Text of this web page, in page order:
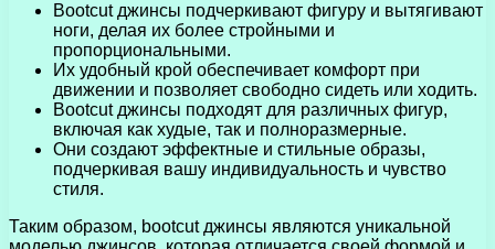
Bootcut джинсы подчеркивают фигуру и вытягивают
ноги, делая их более стройными и
пропорциональными.
Их удобный крой обеспечивает комфорт при
движении и позволяет свободно сидеть или ходить.
Bootcut джинсы подходят для различных фигур,
включая как худые, так и полноразмерные.
Они создают эффектные и стильные образы,
подчеркивая вашу индивидуальность и чувство
стиля.
Таким образом, bootcut джинсы являются уникальной